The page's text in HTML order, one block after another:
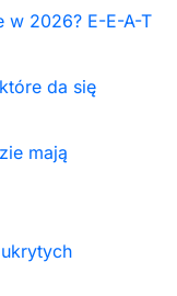
w 2026? E-E-A-T
da się
mają